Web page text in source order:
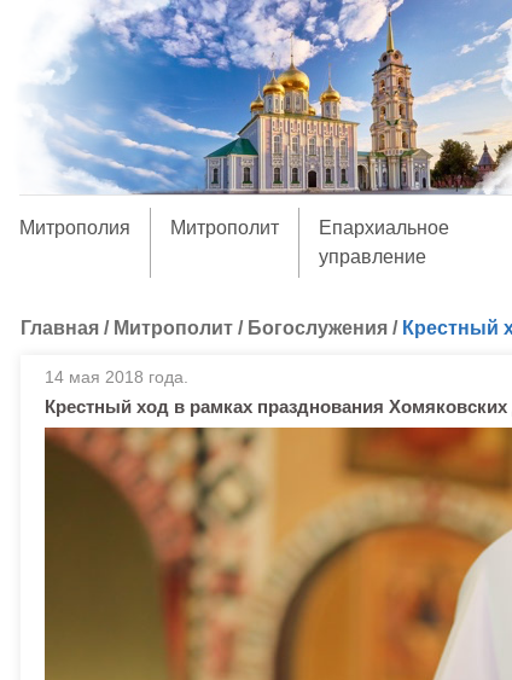
Митрополия Митрополит
Епархиальное
управление
Главная / Митрополит / Богослужения / Крестный
14 мая 2018 года.
Крестный ход в рамках празднования